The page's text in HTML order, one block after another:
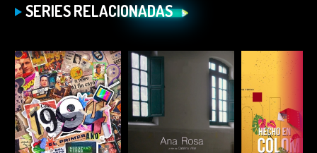
SERIES RELACIONADAS